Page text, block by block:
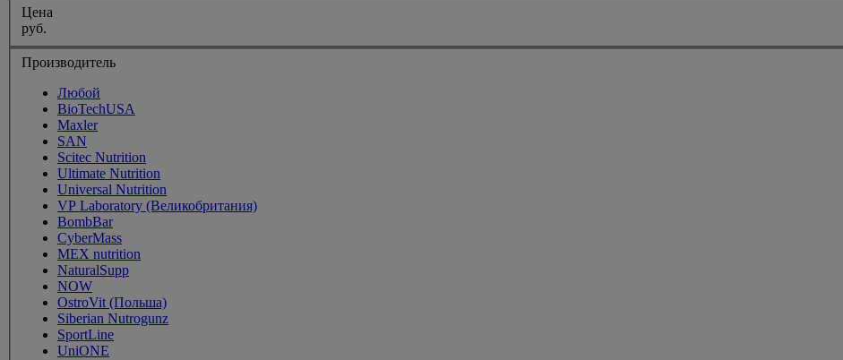
Цена
руб.
Производитель
Любой
BioTechUSA
Maxler
SAN
Scitec Nutrition
Ultimate Nutrition
Universal Nutrition
VP Laboratory (Великобритания)
BombBar
CyberMass
MEX nutrition
NaturalSupp
NOW
OstroVit (Польша)
Siberian Nutrogunz
SportLine
UniONE